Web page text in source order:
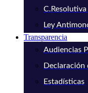
Ley
Transparencia
Audiencias
Declaración
Estadísticas